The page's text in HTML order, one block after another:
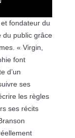
fondateur du
du public grâce
« Virgin,
font
d’un
ses
les règles
ses récits